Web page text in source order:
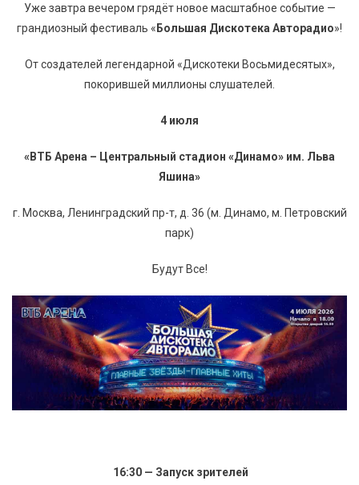
Уже завтра вечером грядёт новое масштабное событие —
грандиозный фестиваль « Большая Дискотека Авторадио»!
От создателей легендарной «Дискотеки Восьмидесятых»,
покорившей миллионы слушателей.
4 июля
«ВТБ Арена – Центральный стадион «Динамо» им. Льва
Яшина»
г. Москва, Ленинградский пр-т, д. 36 (м. Динамо, м. Петровский
парк)
Будут Все!
16:30 — Запуск зрителей